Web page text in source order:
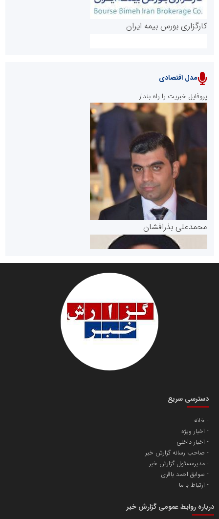
پایگاه خبری نهضت ملی مسکن
پایگاه خبری گفتمان یزد
دانشگاه سئوی ایران
پایگاه اطلاع رسانی اعتلای نهادهای مردمی
کارگزاری بورس بیمه ایران
سازمان بورس و اوراق بهادار
مرجع اخبار موثق در بازارسرمایه
سازمان صنعت،معدن و تجارت
آهن و فولاد غدیر ایرانیان
تامین آهن اسفنجی تولیدکنندگان فولاد در کشور
مدل اقتصادی
پروفایل خبریت را راه بنداز
محمدعلی بذرافشان
مریم حاج نوروز نظری
مسعودصادقی
دسترسی سریع
خانه
اخبار ویژه
اخبار داخلی
صاحب رسانه گزارش خبر
مدیرمسئول گزارش خبر
سوابق احمد باقری
ارتباط با ما
درباره روابط عمومی گزارش خبر